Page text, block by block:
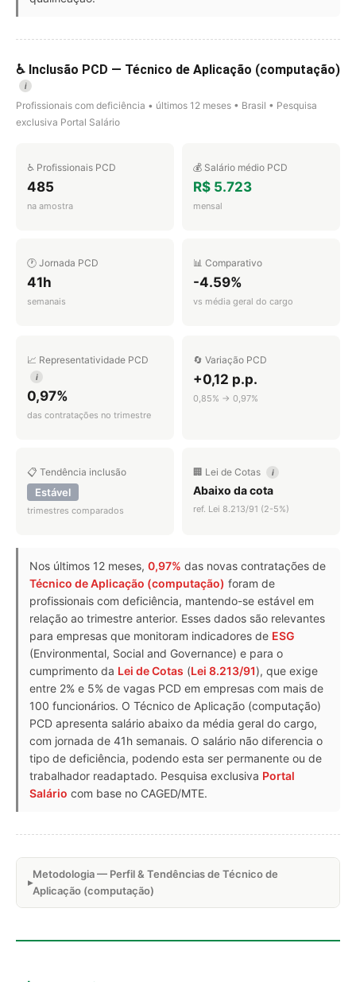
♿ Inclusão PCD — Técnico de Aplicação (computação)
i
Profissionais com deficiência • últimos 12 meses • Brasil • Pesquisa
exclusiva Portal Salário
♿ Profissionais PCD
485
na amostra
💰 Salário médio PCD
R$ 5.723
mensal
🕐 Jornada PCD
41h
semanais
📊 Comparativo
-4.59%
vs média geral do cargo
📈 Representatividade PCD
i
0,97%
das contratações no trimestre
🔄 Variação PCD
+0,12 p.p.
0,85% → 0,97%
📋 Tendência inclusão
Estável
trimestres comparados
🏢 Lei de Cotas i
Abaixo da cota
ref. Lei 8.213/91 (2-5%)
Nos últimos 12 meses, 0,97% das novas contratações de
Técnico de Aplicação (computação) foram de
profissionais com deficiência, mantendo-se estável em
relação ao trimestre anterior. Esses dados são relevantes
para empresas que monitoram indicadores de ESG
(Environmental, Social and Governance) e para o
cumprimento da Lei de Cotas (Lei 8.213/91), que exige
entre 2% e 5% de vagas PCD em empresas com mais de
100 funcionários. O Técnico de Aplicação (computação)
PCD apresenta salário abaixo da média geral do cargo,
com jornada de 41h semanais. O salário não diferencia o
tipo de deficiência, podendo esta ser permanente ou de
trabalhador readaptado. Pesquisa exclusiva Portal
Salário com base no CAGED/MTE.
Metodologia — Perfil & Tendências de Técnico de
Aplicação (computação)